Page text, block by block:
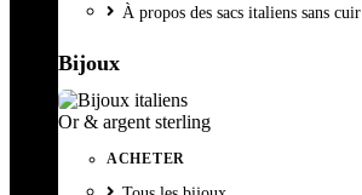
À propos des sacs italiens sans cuir
Bijoux
Or & argent sterling
ACHETER